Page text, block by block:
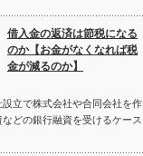
借入金の返済は節税になる
のか【お金がなくなれば税
金が減るのか】
立で株式会社や合同会社を作
どの銀行融資を受けるケース